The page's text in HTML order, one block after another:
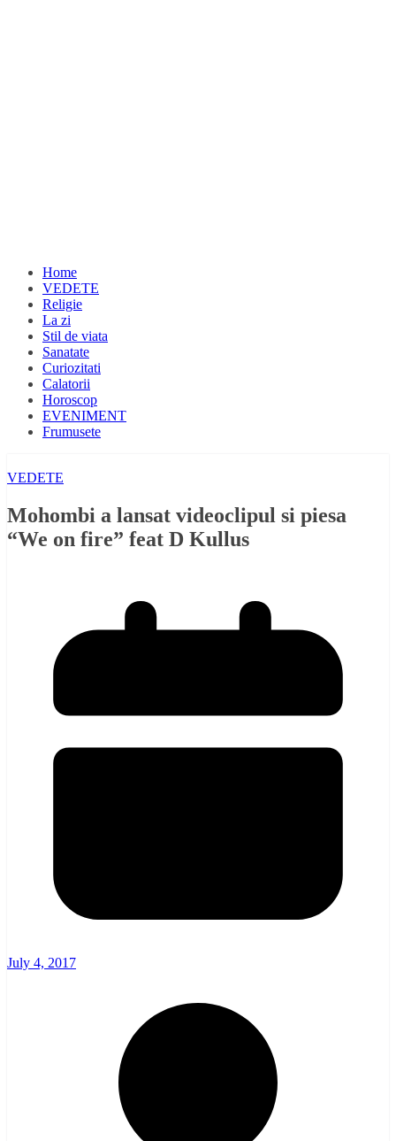
Home
VEDETE
Religie
La zi
Stil de viata
Sanatate
Curiozitati
Calatorii
Horoscop
EVENIMENT
Frumusete
VEDETE
Mohombi a lansat videoclipul si piesa
“We on fire” feat D Kullus
July 4, 2017